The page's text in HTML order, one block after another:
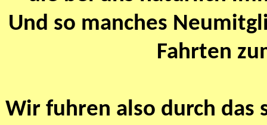
Und so manches
Fahrten
Wir fuhren also durch das